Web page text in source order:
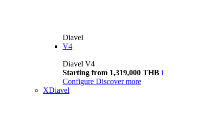
Diavel
V4
Diavel V4
Starting from 1,319,000 THB i
Configure Discover more
XDiavel